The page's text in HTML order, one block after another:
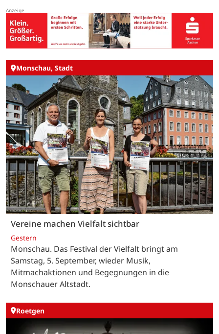
Monschau, Stadt
Vereine machen Vielfalt sichtbar
Gestern
Monschau. Das Festival der Vielfalt bringt am
Samstag, 5. September, wieder Musik,
Mitmachaktionen und Begegnungen in die
Monschauer Altstadt.
Roetgen